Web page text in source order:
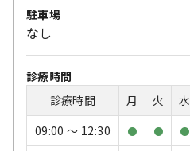
駐車場
なし
診療時間
診療時間
月 火 水
09:00 〜 12:30
● ● ●